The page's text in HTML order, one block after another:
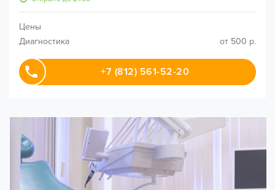
Цены
Диагностика
от 500 р.
+7 (812) 561-52-20